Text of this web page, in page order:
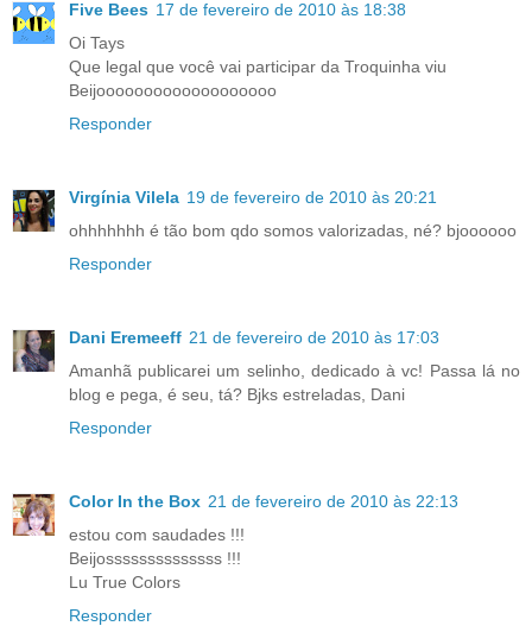
Five Bees 17 de fevereiro de 2010 às 18:38
Oi Tays
Que legal que você vai participar da Troquinha viu
Beijooooooooooooooooooo
Responder
Virgínia Vilela 19 de fevereiro de 2010 às 20:21
ohhhhhhh é tão bom qdo somos valorizadas, né? bjoooooo
Responder
Dani Eremeeff 21 de fevereiro de 2010 às 17:03
Amanhã publicarei um selinho, dedicado à vc! Passa lá no
blog e pega, é seu, tá? Bjks estreladas, Dani
Responder
Color In the Box 21 de fevereiro de 2010 às 22:13
estou com saudades !!!
Beijossssssssssssss !!!
Lu True Colors
Responder